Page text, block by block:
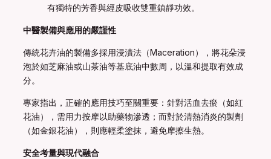
有獨特的芳香與經皮吸收雙重鎮靜功效。
中醫製備與應用的嚴謹性
傳統花卉油的製備多採用浸漬法（Maceration），將花朵浸
泡於如芝麻油或山茶油等基底油中數周，以溫和提取有效成
分。
專家指出，正確的應用技巧至關重要：針對活血去瘀（如紅
花油），需用力按摩以助藥物滲透；而對於清熱消炎的製劑
（如金銀花油），則應輕柔塗抹，避免摩擦生熱。
安全考量與現代融合